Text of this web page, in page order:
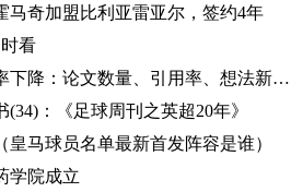
马奇加盟比利亚雷亚尔，签约4年
看
获诺贝尔奖后科研效率下降：论文数量、引用率、想法新颖程度都下降_世界实时
：《足球周刊之英超20年》
皇马球员名单最新首发阵容是谁）
学院成立